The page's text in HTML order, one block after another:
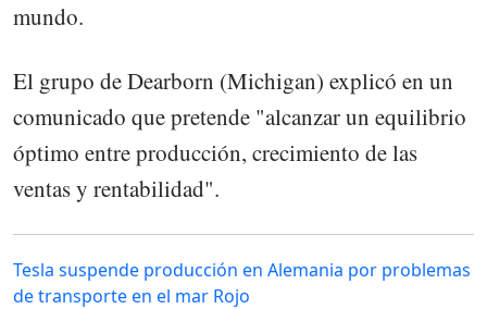
mundo.
El grupo de Dearborn (Michigan) explicó en un
comunicado que pretende "alcanzar un equilibrio
óptimo entre producción, crecimiento de las
ventas y rentabilidad".
Tesla suspende producción en Alemania por problemas
de transporte en el mar Rojo